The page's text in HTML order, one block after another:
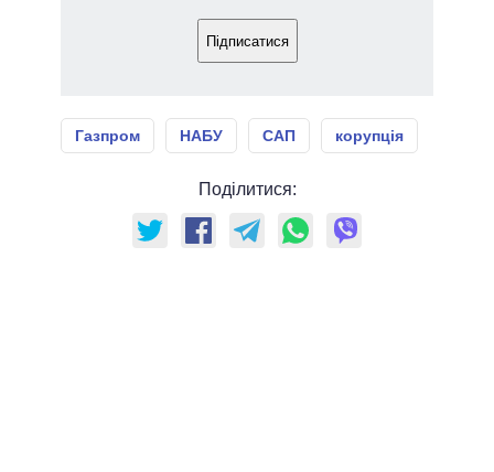
Підписатися
Газпром НАБУ САП корупція
Поділитися: